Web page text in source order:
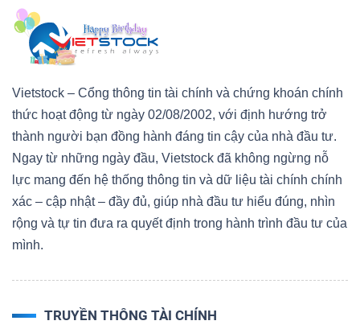
Vietstock – Cổng thông tin tài chính và chứng khoán chính
thức hoạt động từ ngày 02/08/2002, với định hướng trở
thành người bạn đồng hành đáng tin cậy của nhà đầu tư.
Ngay từ những ngày đầu, Vietstock đã không ngừng nỗ
lực mang đến hệ thống thông tin và dữ liệu tài chính chính
xác – cập nhật – đầy đủ, giúp nhà đầu tư hiểu đúng, nhìn
rộng và tự tin đưa ra quyết định trong hành trình đầu tư của
mình.
TRUYỀN THÔNG TÀI CHÍNH